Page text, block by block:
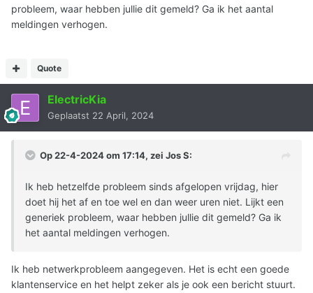
probleem, waar hebben jullie dit gemeld? Ga ik het aantal
meldingen verhogen.
Quote
ElectricKia
Geplaatst 22 April, 2024
Op 22-4-2024 om 17:14, zei Jos S:
Ik heb hetzelfde probleem sinds afgelopen vrijdag, hier
doet hij het af en toe wel en dan weer uren niet. Lijkt een
generiek probleem, waar hebben jullie dit gemeld? Ga ik
het aantal meldingen verhogen.
Ik heb netwerkprobleem aangegeven. Het is echt een goede
klantenservice en het helpt zeker als je ook een bericht stuurt.